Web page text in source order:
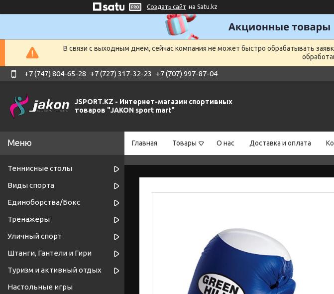
Создать сайт на Satu.kz
В связи с выходным днем, сейчас компания не может быстро обрабатывать
+7 (747) 804-65-28 +7 (727) 317-32-23 +7 (707) 997-87-04
JSPORT.KZ - Интернет-магазин спортивных
товаров "JAKON sport mart"
Главная Товары О нас Доставка и оплата
Теннисные столы
Виды спорта
Единоборства/Бокс
Тренажеры
Уличный спорт
Штанги, Гантели и Гири
Туризм и активный отдых
Настольные игры